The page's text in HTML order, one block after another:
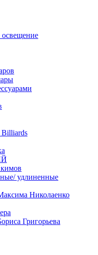
освещение
удлиненные
Николаенко
Григорьева